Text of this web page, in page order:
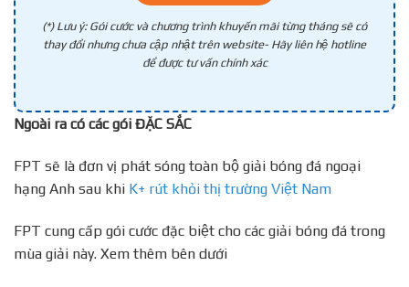
(*) Lưu ý: Gói cước và chương trình khuyến mãi từng tháng sẽ có
thay đổi nhưng chưa cập nhật trên website- Hãy liên hệ hotline
để được tư vấn chính xác
Ngoài ra có các gói ĐẶC SẮC
FPT sẽ là đơn vị phát sóng toàn bộ giải bóng đá ngoại
hạng Anh sau khi K+ rút khỏi thị trường Việt Nam
FPT cung cấp gói cước đặc biệt cho các giải bóng đá trong
mùa giải này. Xem thêm bên dưới